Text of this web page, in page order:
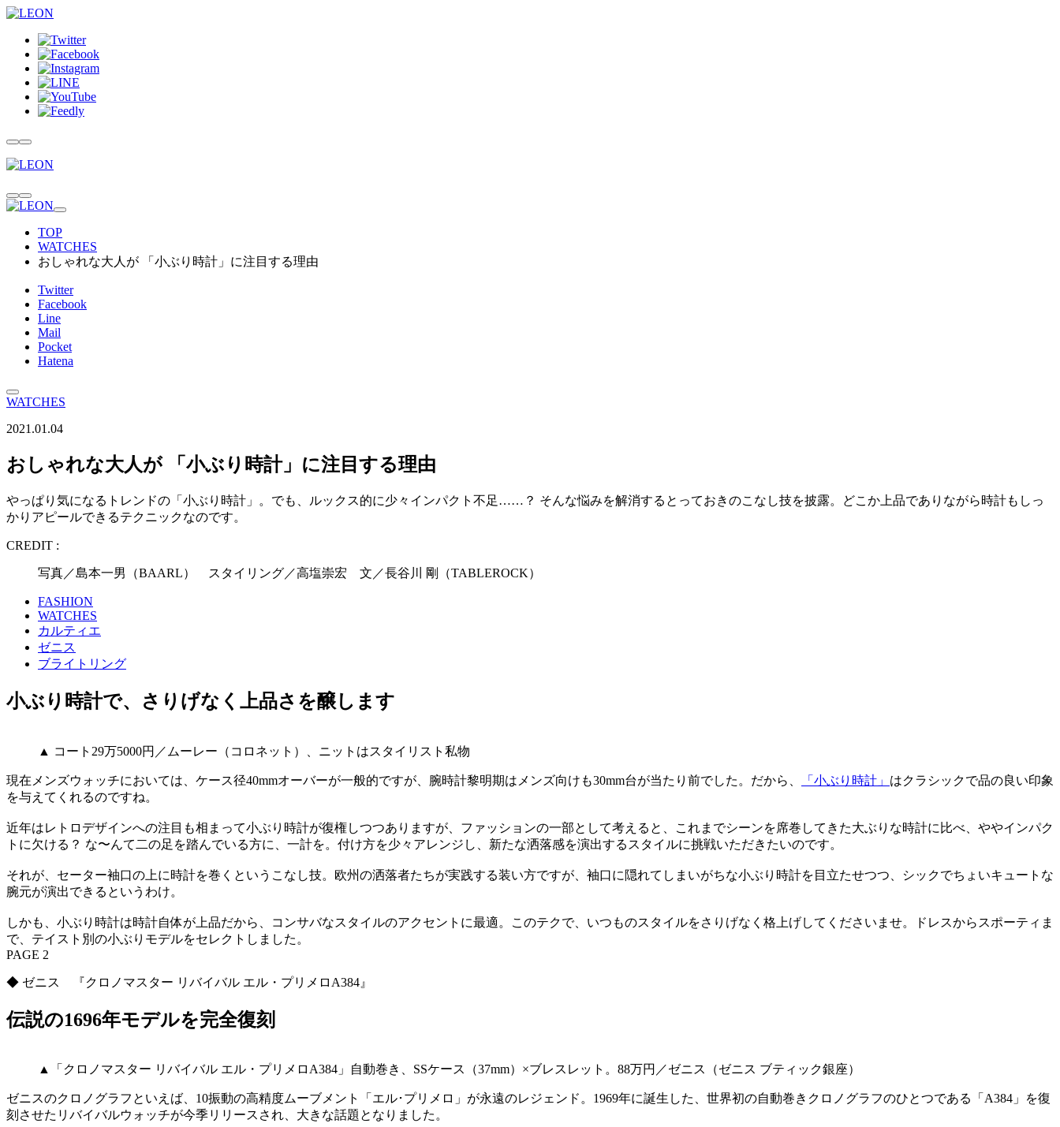
TOP
WATCHES
おしゃれな大人が 「小ぶり時計」に注目する理由
Twitter
Facebook
Line
Mail
Pocket
Hatena
WATCHES
2021.01.04
おしゃれな大人が 「小ぶり時計」に注目する理由
やっぱり気になるトレンドの「小ぶり時計」。でも、ルックス的に少々インパクト不足……？ そんな悩みを解消するとっておきのこなし技を披露。どこか上品でありながら時計もしっ
かりアピールできるテクニックなのです。
CREDIT :
写真／島本一男（BAARL） スタイリング／高塩崇宏 文／長谷川 剛（TABLEROCK）
FASHION
WATCHES
カルティエ
ゼニス
ブライトリング
小ぶり時計で、さりげなく上品さを醸します
▲ コート29万5000円／ムーレー（コロネット）、ニットはスタイリスト私物
現在メンズウォッチにおいては、ケース径40mmオーバーが一般的ですが、腕時計黎明期はメンズ向けも30mm台が当たり前でした。だから、 「小ぶり時計」 はクラシックで品の良い印象
を与えてくれるのですね。
近年はレトロデザインへの注目も相まって小ぶり時計が復権しつつありますが、ファッションの一部として考えると、これまでシーンを席巻してきた大ぶりな時計に比べ、ややインパク
トに欠ける？ な〜んて二の足を踏んでいる方に、一計を。付け方を少々アレンジし、新たな洒落感を演出するスタイルに挑戦いただきたいのです。
それが、セーター袖口の上に時計を巻くというこなし技。欧州の洒落者たちが実践する装い方ですが、袖口に隠れてしまいがちな小ぶり時計を目立たせつつ、シックでちょいキュートな
腕元が演出できるというわけ。
しかも、小ぶり時計は時計自体が上品だから、コンサバなスタイルのアクセントに最適。このテクで、いつものスタイルをさりげなく格上げしてくださいませ。ドレスからスポーティま
で、テイスト別の小ぶりモデルをセレクトしました。
PAGE 2
◆ ゼニス 『クロノマスター リバイバル エル・プリメロA384』
伝説の1696年モデルを完全復刻
▲「クロノマスター リバイバル エル・プリメロA384」自動巻き、SSケース（37mm）×ブレスレット。88万円／ゼニス（ゼニス ブティック銀座）
ゼニスのクロノグラフといえば、10振動の高精度ムーブメント「エル･プリメロ」が永遠のレジェンド。1969年に誕生した、世界初の自動巻きクロノグラフのひとつである「A384」を復
刻させたリバイバルウォッチが今季リリースされ、大きな話題となりました。